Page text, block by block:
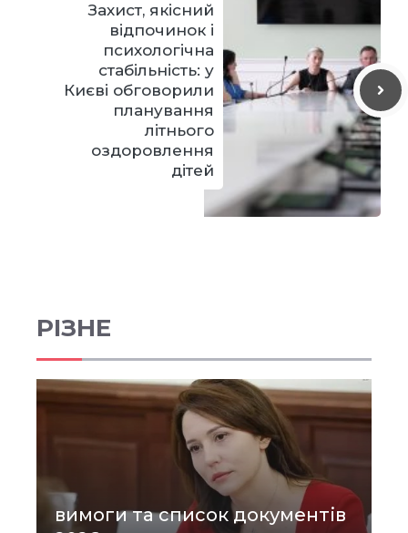
Захист, якісний
відпочинок і
психологічна
стабільність: у
Києві обговорили
планування
літнього
оздоровлення
дітей
РІЗНЕ
вимоги та список документів